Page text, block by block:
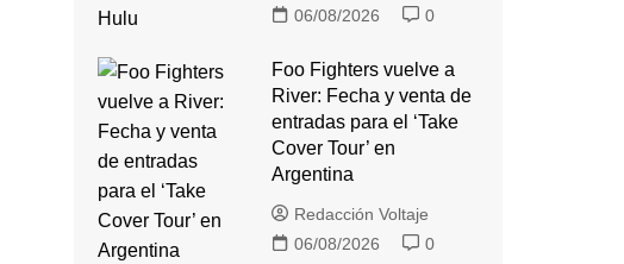
06/08/2026
0
Foo Fighters vuelve a
River: Fecha y venta de
entradas para el ‘Take
Cover Tour’ en
Argentina
Redacción Voltaje
06/08/2026
0